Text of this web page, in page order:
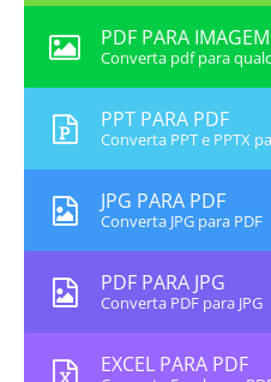
PDF PARA IMAGEM
Converta pdf para
PPT PARA PDF
Converta PPT e PPTX
JPG PARA PDF
Converta JPG para PDF
PDF PARA JPG
Converta PDF para JPG
EXCEL PARA PDF